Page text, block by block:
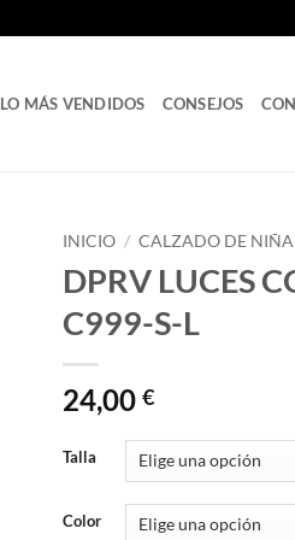
LO MÁS VENDIDOS CONSEJOS
INICIO / CALZADO DE NIÑA
DPRV LUCES
C999-S-L
24,00 €
Talla
Color